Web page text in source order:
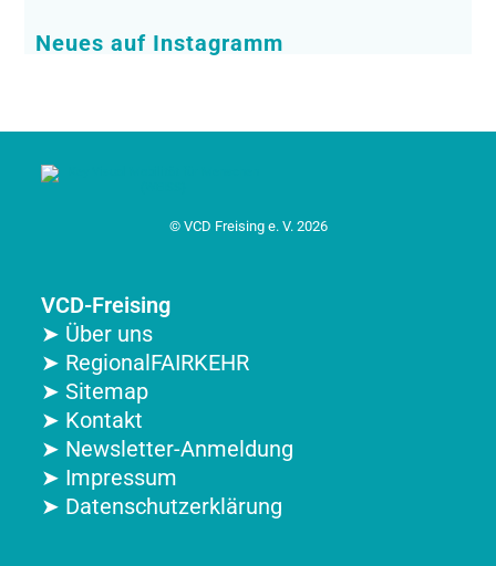
Neues auf Instagramm
© VCD Freising e. V. 2026
VCD-Freising
➤ Über uns
➤ RegionalFAIRKEHR
➤ Sitemap
➤ Kontakt
➤ Newsletter-Anmeldung
➤ Impressum
➤ Datenschutzerklärung